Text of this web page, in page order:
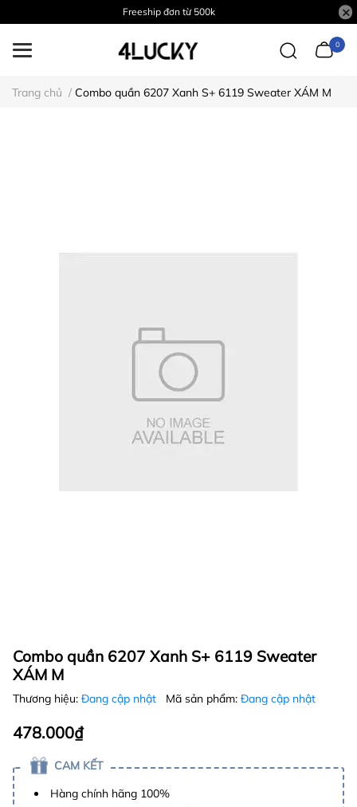
Freeship đơn từ 500k
0
Trang chủ / Combo quần 6207 Xanh S+ 6119 Sweater XÁM M
Combo quần 6207 Xanh S+ 6119 Sweater
XÁM M
Thương hiệu: Đang cập nhật Mã sản phẩm: Đang cập nhật
478.000₫
CAM KẾT
Hàng chính hãng 100%